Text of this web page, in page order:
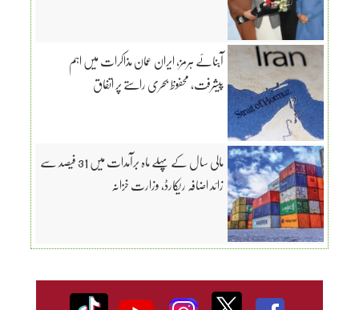
آبنائے ہرمز، ایران عمان مذاکرات میں اہم
پیشرفت، محفوظ بحری راستے پر اتفاق
مالی سال کے پہلے ماہ برآمدات میں 31 فیصد سے
زائد اضافہ ریکارڈ، وزارت خزانہ